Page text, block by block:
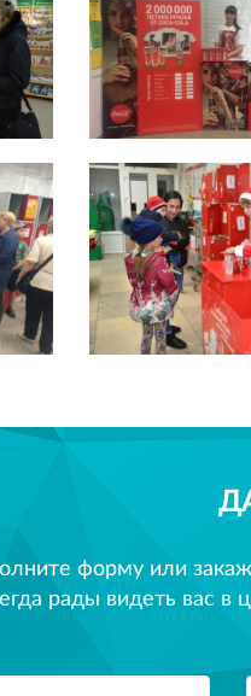
форму или
рады видеть вас в